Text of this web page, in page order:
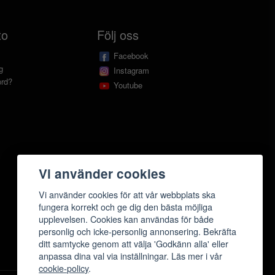
Följ oss
Facebook
Instagram
Youtube
Köpvillkor
Vi använder cookies
Vi använder cookies för att vår webbplats ska
fungera korrekt och ge dig den bästa möjliga
upplevelsen. Cookies kan användas för både
personlig och icke-personlig annonsering. Bekräfta
ditt samtycke genom att välja 'Godkänn alla' eller
anpassa dina val via inställningar. Läs mer i vår
cookie-policy.